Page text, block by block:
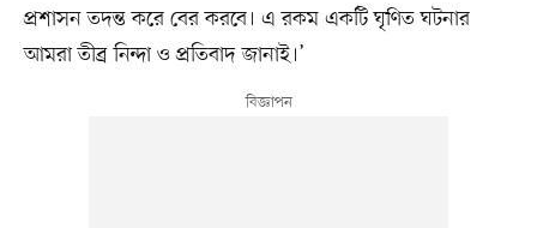
প্রশাসন তদন্ত করে বের করবে। এ রকম একটি ঘৃণিত ঘটনার
আমরা তীব্র নিন্দা ও প্রতিবাদ জানাই।’